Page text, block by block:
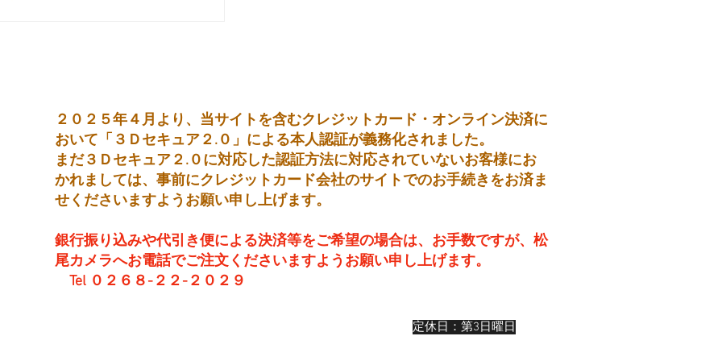
２０２５年４月より、当サイトを含むクレジットカード・オンライン決済に
おいて「３Ｄセキュア２.０」による本人認証が義務化されました。
まだ３Ｄセキュア２.０に対応した認証方法に対応されていないお客様にお
かれましては、事前にクレジットカード会社のサイトでのお手続きをお済ま
せくださいますようお願い申し上げます。
銀行振り込みや代引き便による決済等をご希望の場合は、お手数ですが、松
尾カメラへお電話でご注文くださいますようお願い申し上げます。
Tel ０２６８-２２-２０２９
定休日：第3日曜日